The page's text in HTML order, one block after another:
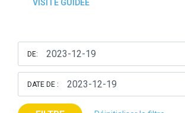
VISITE GUIDÉE
DE:
DATE DE :